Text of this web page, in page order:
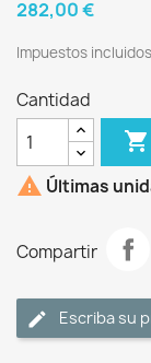
282,00 €
Impuestos incluidos
Cantidad

 Últimas
Compartir
Escriba su